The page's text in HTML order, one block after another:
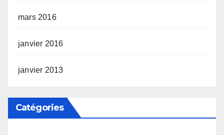
mars 2016
janvier 2016
janvier 2013
Catégories